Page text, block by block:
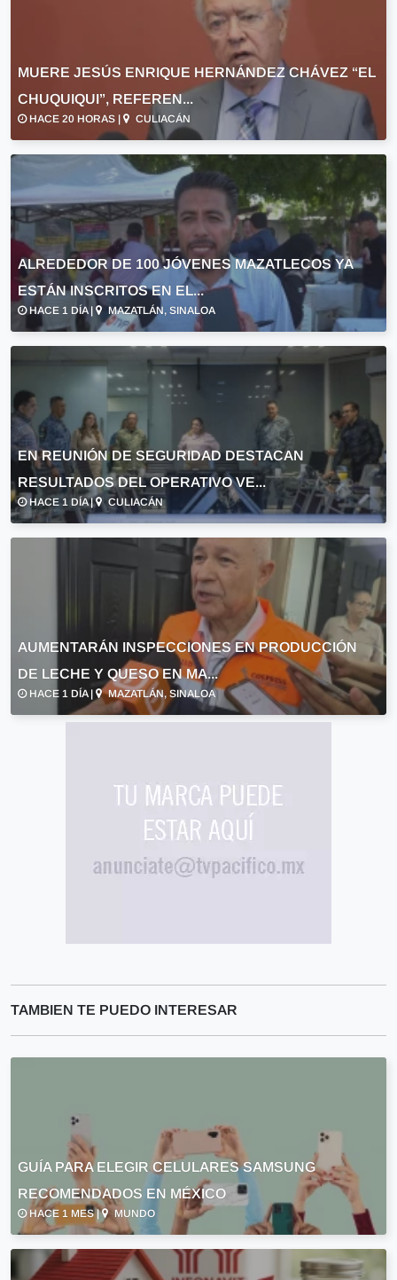
MUERE JESÚS ENRIQUE HERNÁNDEZ CHÁVEZ “EL
CHUQUIQUI”, REFEREN...
HACE 20 HORAS | CULIACÁN
ALREDEDOR DE 100 JÓVENES MAZATLECOS YA
ESTÁN INSCRITOS EN EL...
HACE 1 DÍA | MAZATLÁN, SINALOA
EN REUNIÓN DE SEGURIDAD DESTACAN
RESULTADOS DEL OPERATIVO VE...
HACE 1 DÍA | CULIACÁN
AUMENTARÁN INSPECCIONES EN PRODUCCIÓN
DE LECHE Y QUESO EN MA...
HACE 1 DÍA | MAZATLÁN, SINALOA
TAMBIEN TE PUEDO INTERESAR
GUÍA PARA ELEGIR CELULARES SAMSUNG
RECOMENDADOS EN MÉXICO
HACE 1 MES | MUNDO